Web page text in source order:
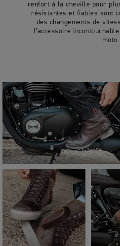
renfort à la cheville pour
résistantes et fiables sont
des changements de
l’accessoire
moto.